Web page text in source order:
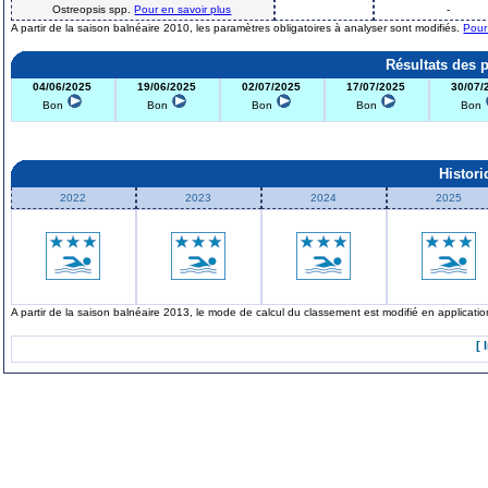
Ostreopsis spp.Pour en savoir plus
-
A partir de la saison balnéaire 2010, les paramètres obligatoires à analyser sont modifiés.
Résultats des
04/06/2025
Bon
19/06/2025
Bon
02/07/2025
Bon
17/07/2025
Bon
30/07/
Bon
2022 2023 2024 2025
A partir de la saison balnéaire 2013, le mode de calcul du classement est modifié en
[